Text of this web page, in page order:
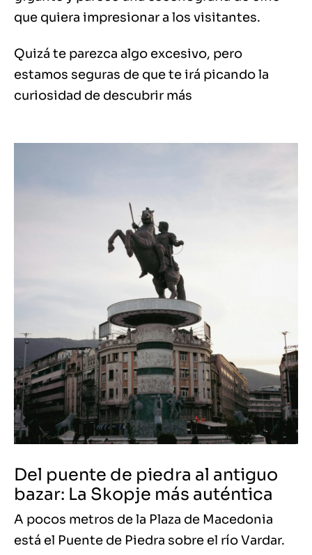
que quiera impresionar a los visitantes.
Quizá te parezca algo excesivo, pero
estamos seguras de que te irá picando la
curiosidad de descubrir más
Del puente de piedra al antiguo
bazar: La Skopje más auténtica
A pocos metros de la Plaza de Macedonia
está el Puente de Piedra sobre el río Vardar.